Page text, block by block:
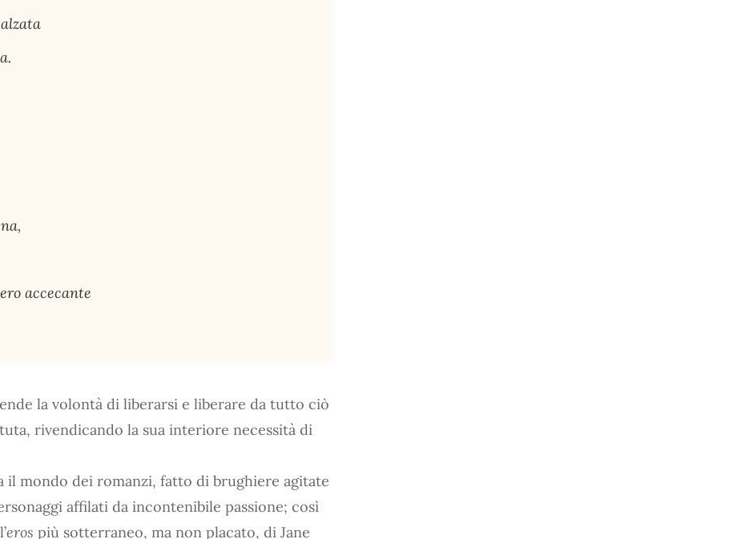
accecante
la volontà di liberarsi e liberare da tutto ciò
rivendicando la sua interiore necessità di
il mondo dei romanzi, fatto di brughiere agitate
affilati da incontenibile passione; così
eros più sotterraneo, ma non placato, di Jane